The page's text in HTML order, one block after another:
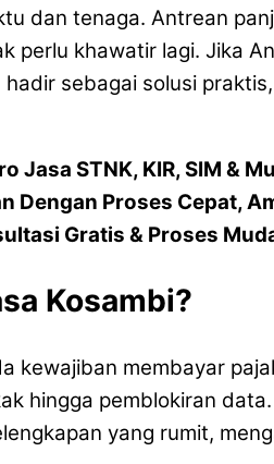
dan tenaga. Antrean
perlu khawatir lagi. Jika
sebagai solusi
Jasa STNK, KIR, SIM &
Dengan Proses Cepat,
Gratis & Proses
Kosambi?
kewajiban membayar
hingga pemblokiran
yang rumit,